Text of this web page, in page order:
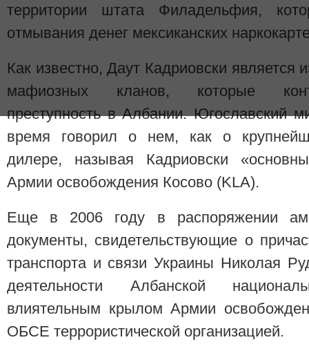
территории штата Филадельфия,
отмывания денег мексиканских
Как известно, Даут Кадриовски является
мафиозных кланов, которые
преступность в Албании. Югославский
время говорил о нем, как о
дилере, называя Кадриовски
Армии освобождения Косово (KLA).
Еще в 2006 году в распоряжении
документы, свидетельствующие о
транспорта и связи Украины Николая
деятельности Албанской
влиятельным крылом Армии
ОБСЕ террористической организацией.